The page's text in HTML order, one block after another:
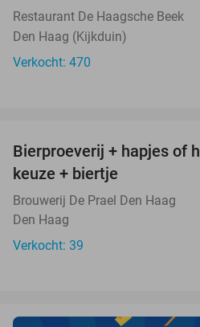
Restaurant De Haagsche Beek
Den Haag (Kijkduin)
Verkocht: 470
NEW
TODAY
Bierproeverij + hapjes of
keuze + biertje
Brouwerij De Prael Den Haag
Den Haag
Verkocht: 39